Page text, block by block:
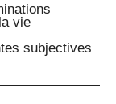
vie
subjectives